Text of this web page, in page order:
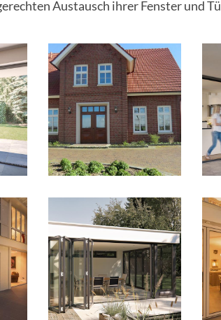
Austausch ihrer Fenster und